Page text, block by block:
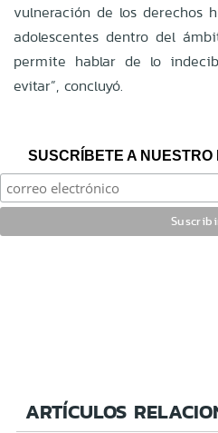
vulneración de los derechos
adolescentes dentro del
permite hablar de lo
evitar”, concluyó.
SUSCRÍBETE A
ARTÍCULOS